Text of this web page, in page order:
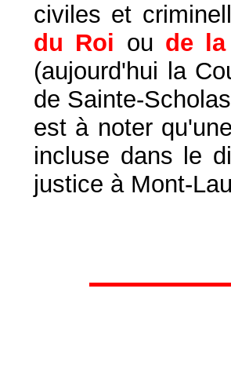
civiles et
du Roi ou de la
(aujourd'hui la
de Sainte-
est à noter
incluse dans le
justice à Mont-